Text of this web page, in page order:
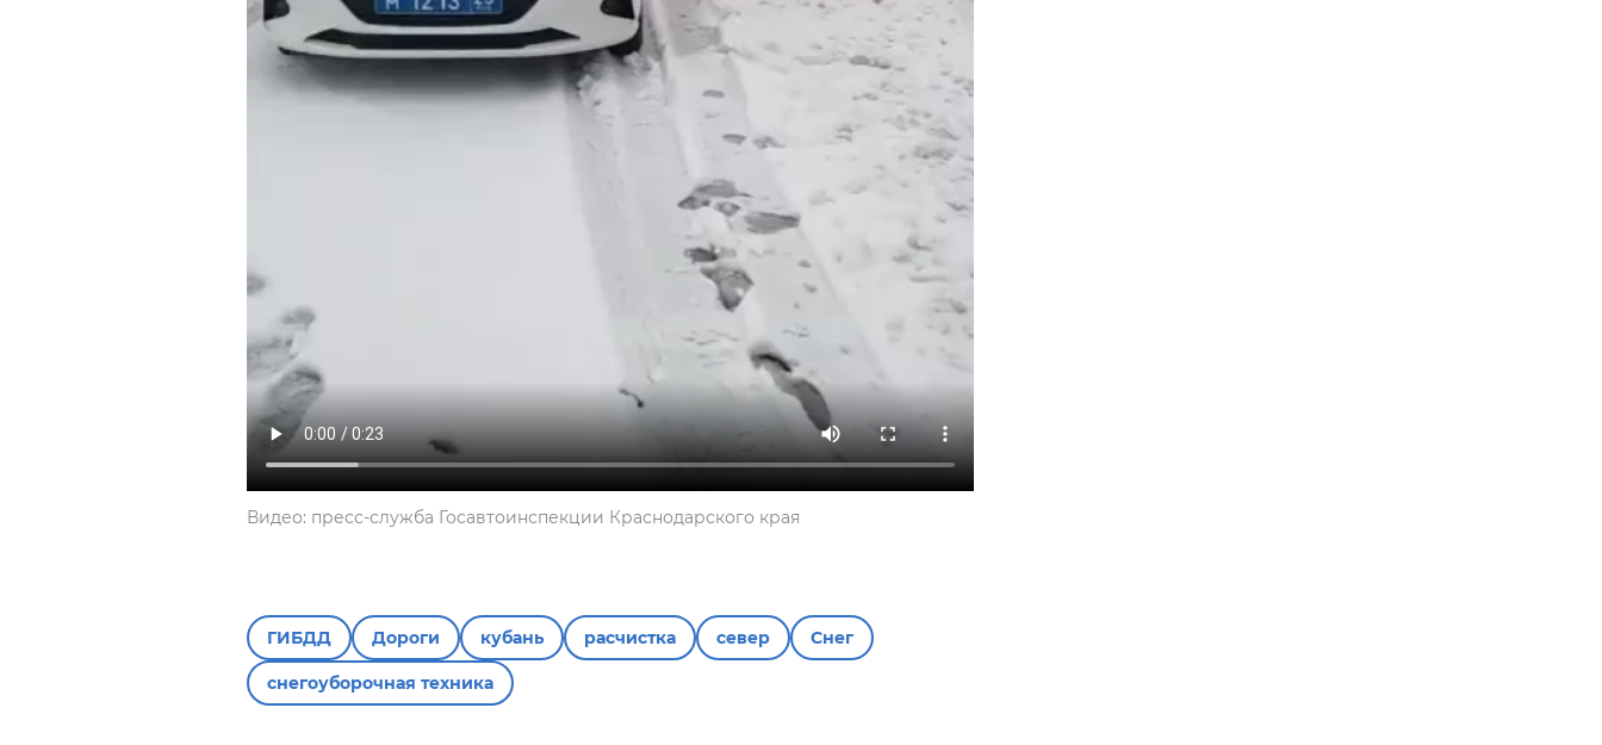
Видео: пресс-служба Госавтоинспекции Краснодарского края
ГИБДД Дороги кубань расчистка север Снег
снегоуборочная техника